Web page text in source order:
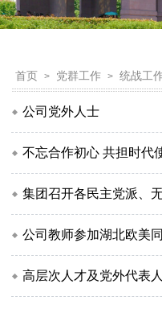
首页 > 党群工作 > 统战工
公司党外人士
不忘合作初心 共担时代
集团召开各民主党派、
公司教师参加湖北欧美
高层次人才及党外代表